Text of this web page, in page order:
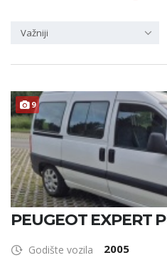
Važniji
9
PEUGEOT EXPERT
Godište vozila 2005